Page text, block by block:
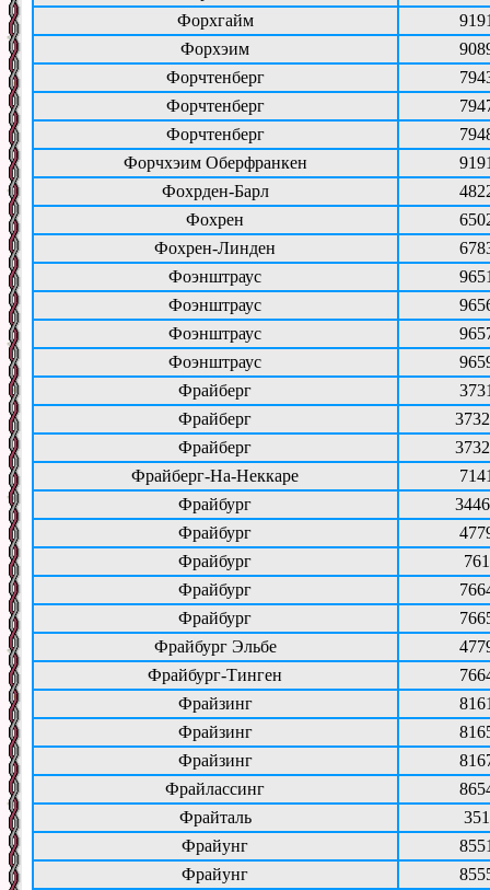
Форхгайм
Форхэим
Форчтенберг
Форчтенберг
Форчтенберг
Форчхэим Оберфранкен
Фохрден-Барл
Фохрен
Фохрен-Линден
Фоэнштраус
Фоэнштраус
Фоэнштраус
Фоэнштраус
Фрайберг
Фрайберг
Фрайберг
Фрайберг-На-Неккаре
Фрайбург
Фрайбург
Фрайбург
761
Фрайбург
Фрайбург
Фрайбург Эльбе
Фрайбург-Тинген
Фрайзинг
Фрайзинг
Фрайзинг
Фрайлассинг
Фрайталь
351
Фрайунг
Фрайунг